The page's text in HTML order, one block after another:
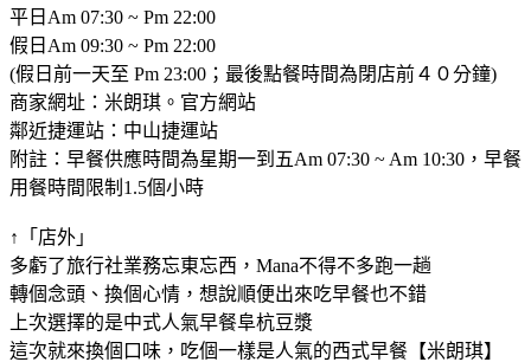
平日Am 07:30 ~ Pm 22:00
假日Am 09:30 ~ Pm 22:00
(假日前一天至 Pm 23:00；最後點餐時間為閉店前４０分鐘)
商家網址：米朗琪。官方網站
鄰近捷運站：中山捷運站
附註：早餐供應時間為星期一到五Am 07:30 ~ Am 10:30，早餐
用餐時間限制1.5個小時
↑「店外」
多虧了旅行社業務忘東忘西，Mana不得不多跑一趟
轉個念頭、換個心情，想說順便出來吃早餐也不錯
上次選擇的是中式人氣早餐阜杭豆漿
這次就來換個口味，吃個一樣是人氣的西式早餐【米朗琪】